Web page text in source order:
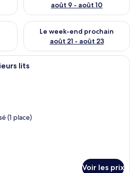
août 9 - août 10
ce week-end août 14 - août 16
Le week-end prochain
août 21 - août 23
Vérifier la disponibilité pour
Une chambre d’hôtel moderne
lits
(1 place)
Voir les prix